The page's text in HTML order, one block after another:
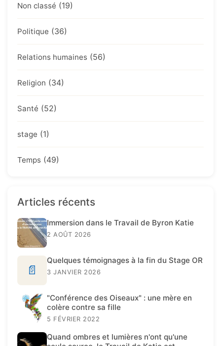
Non classé (19)
Politique (36)
Relations humaines (56)
Religion (34)
Santé (52)
stage (1)
Temps (49)
Articles récents
Immersion dans le Travail de Byron Katie
2 AOÛT 2026
📄
Quelques témoignages à la fin du Stage OR
3 JANVIER 2026
"Conférence des Oiseaux" : une mère en
colère contre sa fille
5 FÉVRIER 2022
Quand ombres et lumières n'ont qu'une